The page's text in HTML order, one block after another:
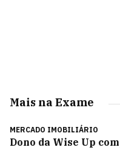
Mais na Exame
MERCADO IMOBILIÁRIO
Dono da Wise Up